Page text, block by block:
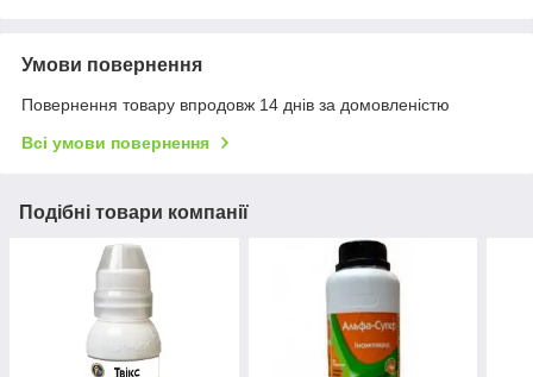
Умови повернення
Повернення товару впродовж 14 днів за домовленістю
Всі умови повернення
Подібні товари компанії